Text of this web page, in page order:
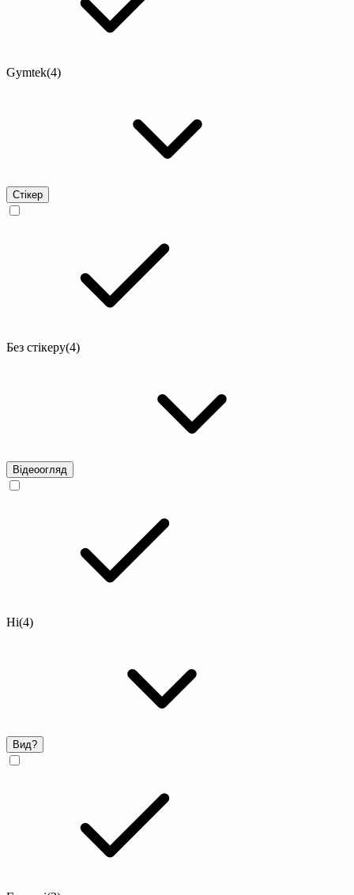
Gymtek(4)
Стікер
Без стікеру(4)
Відеоогляд
Ні(4)
Вид?